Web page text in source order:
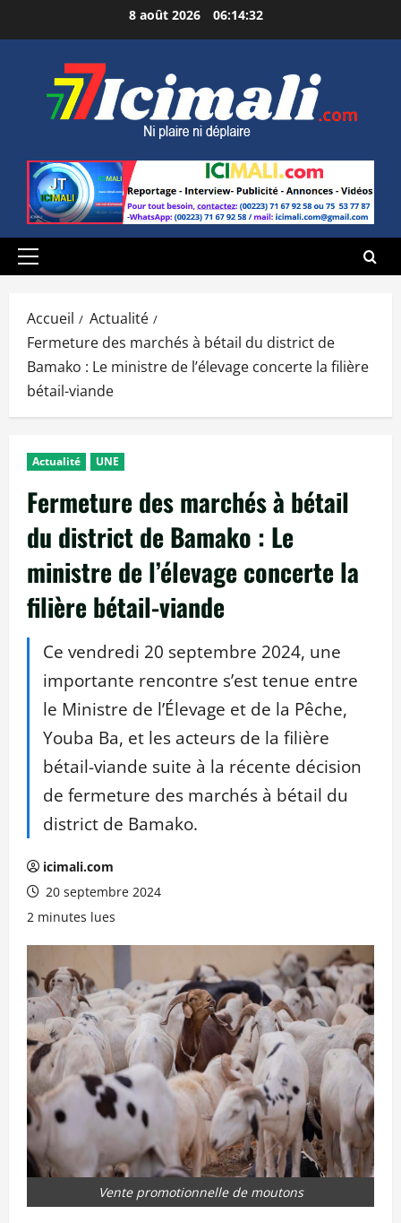
au
8 août 2026 06:14:33
Menu
Accueil
Actualité
Fermeture des marchés à bétail du district de
Bamako : Le ministre de l’élevage concerte la filière
bétail-viande
Actualité UNE
Fermeture des marchés à bétail
du district de Bamako : Le
ministre de l’élevage concerte la
filière bétail-viande
Ce vendredi 20 septembre 2024, une
importante rencontre s’est tenue entre
le Ministre de l’Élevage et de la Pêche,
Youba Ba, et les acteurs de la filière
bétail-viande suite à la récente décision
de fermeture des marchés à bétail du
district de Bamako.
icimali.com
20 septembre 2024
2 minutes lues
Vente promotionnelle de moutons